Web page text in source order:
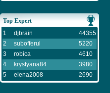
Top Expert
1
djbrain
44355
2
subofferul
5220
3
robica
4610
4
krystyana84
3980
5
elena2008 2690